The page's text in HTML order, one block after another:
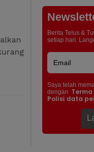
Berita Telus &
setiap hari.
Saya telah
dengan
Polisi data